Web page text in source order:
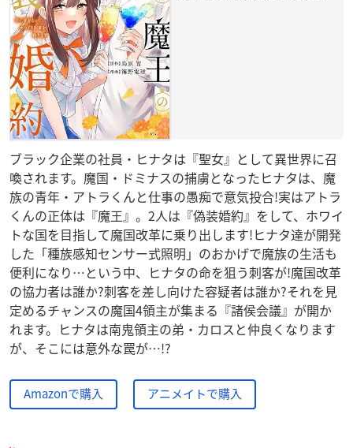
ブラック企業の社員・ヒナタは『聖女』として異世界に召
喚されます。魔国・ドミナスの捕虜となったヒナタは、魔
族の青年・アトラくんと仕事の愚痴で意気投合!実はアトラ
くんの正体は『魔王』。2人は『偽装婚約』をして、ホワイ
トな国を目指して魔国改革に乗り出します!ヒナタ達が開発
した「種族感知センサー式照明」のおかげで魔族の生活も
便利になり…という中、ヒナタの命を狙う刺客が!魔国改革
の協力者は誰か?刺客を差し向けた容疑者は誰か?それを見
定めるチャンスの魔国4領主が集まる『諸侯会議』が開か
れます。ヒナタは南鬼領主の弟・カロスと仲良くなります
が、そこには意外な罠が…!?
Amazonで購入 アニメイトで購入